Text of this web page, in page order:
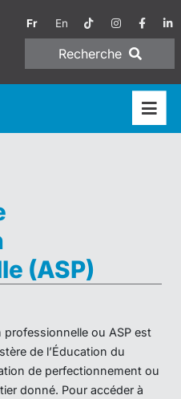
Fr En
Recherche
(ASP)
professionnelle ou ASP est
de l’Éducation du
de perfectionnement ou
donné. Pour accéder à